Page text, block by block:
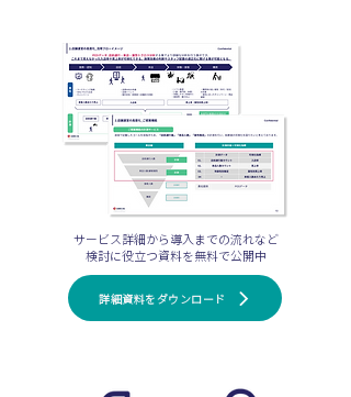
サービス詳細から導入までの流れなど
検討に役立つ資料を無料で公開中
詳細資料をダウンロード